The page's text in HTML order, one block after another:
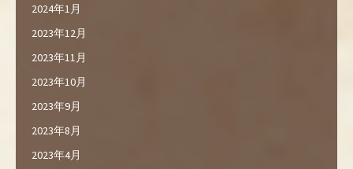
2024年1月
2023年12月
2023年11月
2023年10月
2023年9月
2023年8月
2023年4月